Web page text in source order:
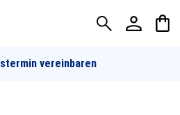
vereinbaren